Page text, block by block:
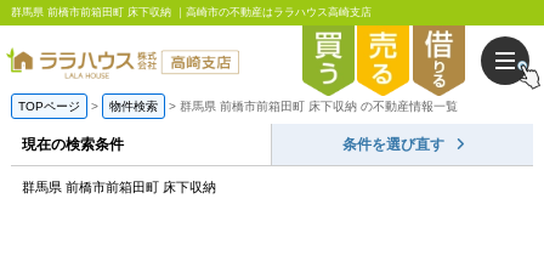
群馬県 前橋市前箱田町 床下収納 ｜高崎市の不動産はララハウス高崎支店
TOPページ 物件検索 群馬県 前橋市前箱田町 床下収納 の不動産情報一覧
現在の検索条件 条件を選び直す
群馬県 前橋市前箱田町 床下収納